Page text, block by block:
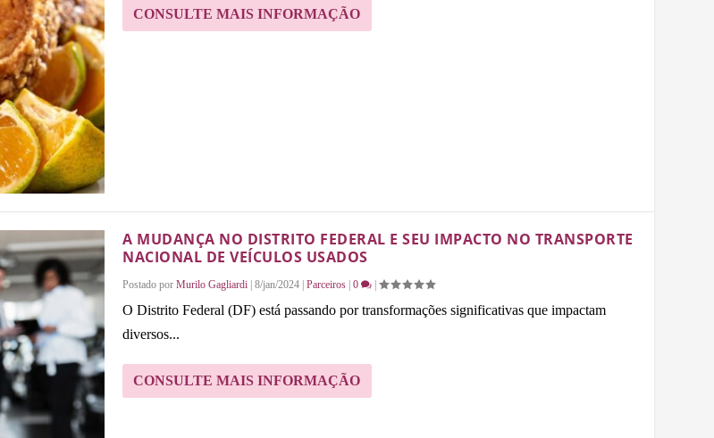
CONSULTE MAIS INFORMAÇÃO
A MUDANÇA NO DISTRITO FEDERAL E SEU IMPACTO NO TRANSPORTE
NACIONAL DE VEÍCULOS USADOS
Postado por Murilo Gagliardi 8/jan/2024 Parceiros 0
O Distrito Federal (DF) está passando por transformações significativas que impactam
diversos...
CONSULTE MAIS INFORMAÇÃO